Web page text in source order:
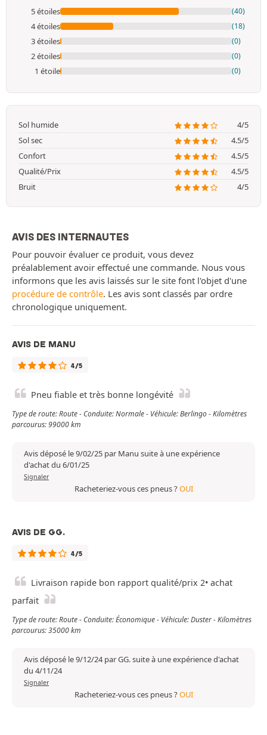
5 étoiles (40)
4 étoiles (18)
3 étoiles (0)
2 étoiles (0)
1 étoile (0)
Sol humide
4/5
Sol sec
4.5/5
Confort
4.5/5
Qualité/Prix
4.5/5
Bruit
4/5
AVIS DES INTERNAUTES
Pour pouvoir évaluer ce produit, vous devez
préalablement avoir effectué une commande. Nous vous
informons que les avis laissés sur le site font l'objet d'une
procédure de contrôle. Les avis sont classés par ordre
chronologique uniquement.
AVIS DE MANU
4/5
Pneu fiable et très bonne longévité
Type de route: Route - Conduite: Normale - Véhicule: Berlingo - Kilomètres
parcourus: 99000 km
Avis déposé le 9/02/25 par Manu suite à une expérience
d'achat du 6/01/25
Signaler
Racheteriez-vous ces pneus ?OUI
AVIS DE GG.
4/5
Livraison rapide bon rapport qualité/prix 2• achat
parfait
Type de route: Route - Conduite: Économique - Véhicule: Duster - Kilomètres
parcourus: 35000 km
Avis déposé le 9/12/24 par GG. suite à une expérience d'achat
du 4/11/24
Signaler
Racheteriez-vous ces pneus ?OUI